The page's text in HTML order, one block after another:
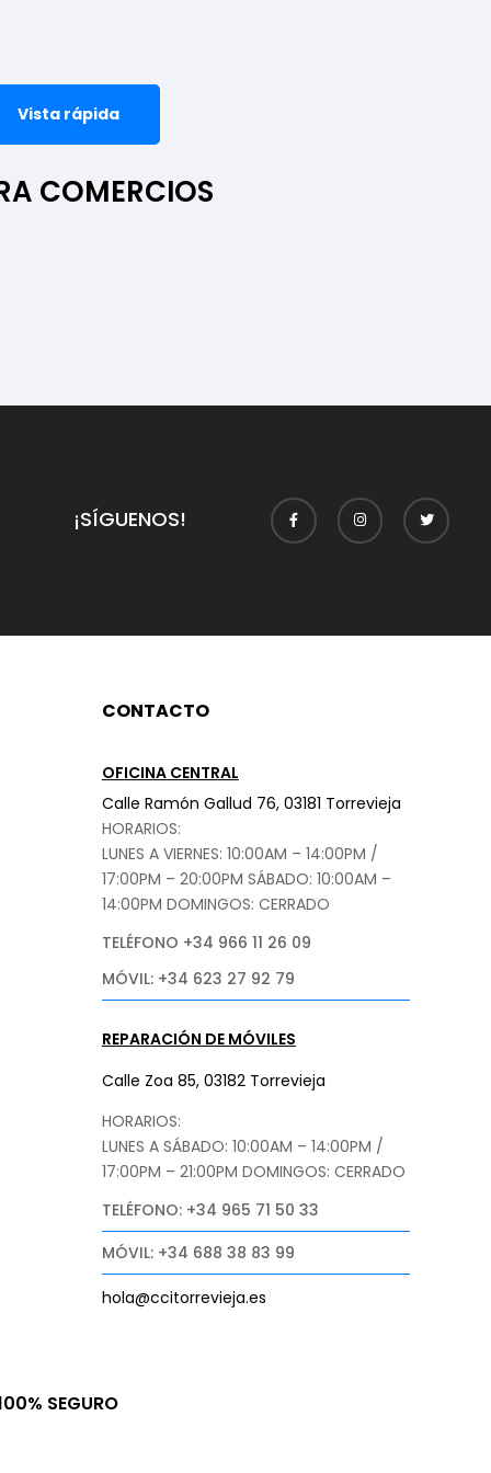
Vista rápida
COMERCIOS
¡SÍGUENOS!
CONTACTO
OFICINA CENTRAL
Calle Ramón Gallud 76, 03181 Torrevieja
HORARIOS:
LUNES A VIERNES: 10:00AM – 14:00PM /
17:00PM – 20:00PM SÁBADO: 10:00AM –
14:00PM DOMINGOS: CERRADO
TELÉFONO +34 966 11 26 09
MÓVIL: +34 623 27 92 79
REPARACIÓN DE MÓVILES
Calle Zoa 85, 03182 Torrevieja
HORARIOS:
LUNES A SÁBADO: 10:00AM – 14:00PM /
17:00PM – 21:00PM DOMINGOS: CERRADO
TELÉFONO: +34 965 71 50 33
MÓVIL: +34 688 38 83 99
hola@ccitorrevieja.es
SEGURO